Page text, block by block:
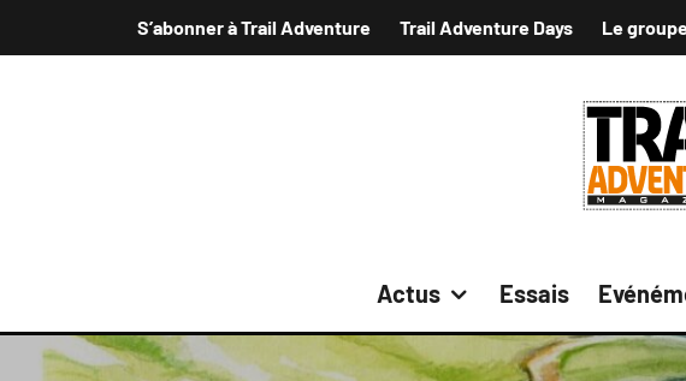
S’abonner à Trail Adventure Trail Adventure Days Le
Actus Essais